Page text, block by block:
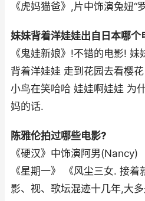
《虎妈猫爸》,片中饰演兔妞“
妹妹背着洋娃娃出自日本哪个
《鬼娃新娘》!不错的电影!
背着洋娃娃 走到花园去看樱
小鸟在笑哈哈 娃娃啊娃娃 为
妈的话.
陈雅伦拍过哪些电影?
《硬汉》中饰演阿男(Nancy)
《星期一》 《风尘三女. 接
影、视、歌坛混迹十几年,大